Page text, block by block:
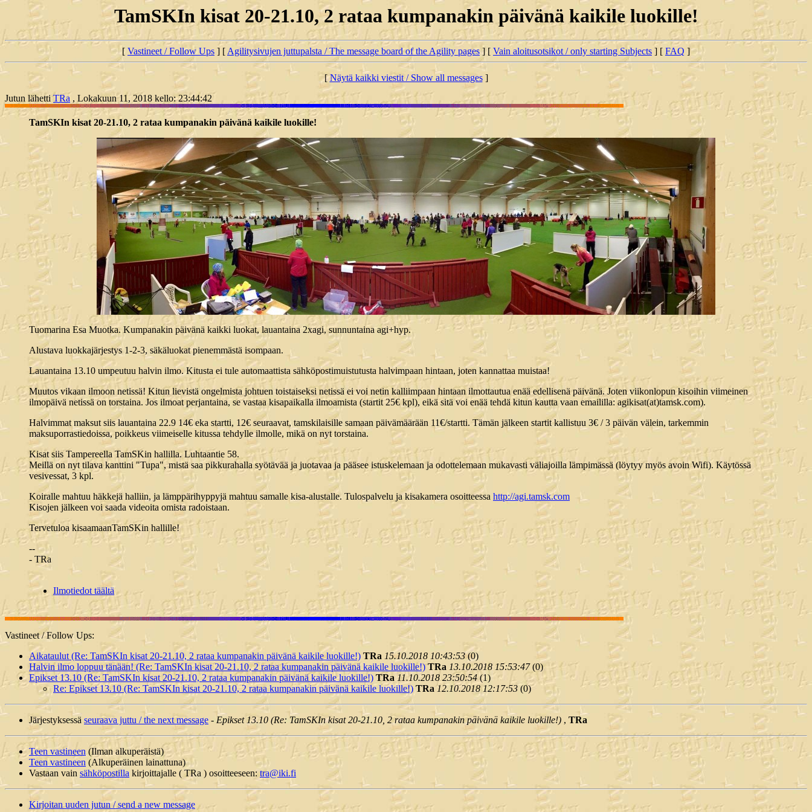
TamSKIn kisat 20-21.10, 2 rataa kumpanakin päivänä kaikile luokille!
[ Vastineet / Follow Ups ] [Agilitysivujen juttupalsta / The message board of the Agility pages] [ Vain aloitusotsikot / only starting Subjects ] [ FAQ ]
[Näytä kaikki viestit / Show all messages]
Jutun lähettiTRa , Lokakuun 11, 2018 kello: 23:44:42
TamSKIn kisat 20-21.10, 2 rataa kumpanakin päivänä kaikile luokille!
Tuomarina Esa Muotka. Kumpanakin päivänä kaikki luokat, lauantaina 2xagi, sunnuntaina agi+hyp.
Alustava luokkajärjestys 1-2-3, säkäluokat pienemmästä isompaan.
Lauantaina 13.10 umpeutuu halvin ilmo. Kitusta ei tule automaattista sähköpostimuistutusta halvimpaan hintaan, joten kannattaa muistaa!
Muutos vikaan ilmoon netissä! Kitun lievistä ongelmista johtuen toistaiseksi netissä ei voi netin kalliimpaan hintaan ilmottautua enää edellisenä päivänä. Joten viikonlopun kisoihin viimeinen
ilmopäivä netissä on torstaina. Jos ilmoat perjantaina, se vastaa kisapaikalla ilmoamista (startit 25€ kpl), eikä sitä voi enää tehdä kitun kautta vaan emaililla: agikisat(at)tamsk.com).
Halvimmat maksut siis lauantaina 22.9 14€ eka startti, 12€ seuraavat, tamskilaisille samaan päivämäärään 11€/startti. Tämän jälkeen startit kallistuu 3€ / 3 päivän välein, tarkemmin
maksuporrastiedoissa, poikkeus viimeiselle kitussa tehdylle ilmolle, mikä on nyt torstaina.
Kisat siis Tampereella TamSKin hallilla. Luhtaantie 58.
Meillä on nyt tilava kanttini "Tupa", mistä saa pikkurahalla syötävää ja juotavaa ja pääsee istuskelemaan ja odottelemaan mukavasti väliajoilla lämpimässä (löytyy myös avoin Wifi). Käytössä
vesivessat, 3 kpl.
Koiralle mahtuu häkkejä halliin, ja lämppärihyppyjä mahtuu samalle kisa-alustalle. Tulospalvelu ja kisakamera osoitteessa http://agi.tamsk.com
Kisojen jälkeen voi saada videoita omista radoistaan.
Tervetuloa kisaamaanTamSKin hallille!
--
- TRa
Ilmotiedot täältä
Vastineet / Follow Ups:
Aikataulut (Re: TamSKIn kisat 20-21.10, 2 rataa kumpanakin päivänä kaikile luokille!) TRa 15.10.2018 10:43:53(0)
Halvin ilmo loppuu tänään! (Re: TamSKIn kisat 20-21.10, 2 rataa kumpanakin päivänä kaikile luokille!) TRa 13.10.2018 15:53:47(0)
Epikset 13.10 (Re: TamSKIn kisat 20-21.10, 2 rataa kumpanakin päivänä kaikile luokille!) TRa 11.10.2018 23:50:54 (1)
Re: Epikset 13.10 (Re: TamSKIn kisat 20-21.10, 2 rataa kumpanakin päivänä kaikile luokille!) TRa 12.10.2018 12:17:53 (0)
Järjestyksessä seuraava juttu / the next message - Epikset 13.10 (Re: TamSKIn kisat 20-21.10, 2 rataa kumpanakin päivänä kaikile luokille!) , TRa
Teen vastineen (Ilman alkuperäistä)
Teen vastineen (Alkuperäinen lainattuna)
Vastaan vain sähköpostilla kirjoittajalle ( TRa ) osoitteeseen:tra@iki.fi
Kirjoitan uuden jutun / send a new message